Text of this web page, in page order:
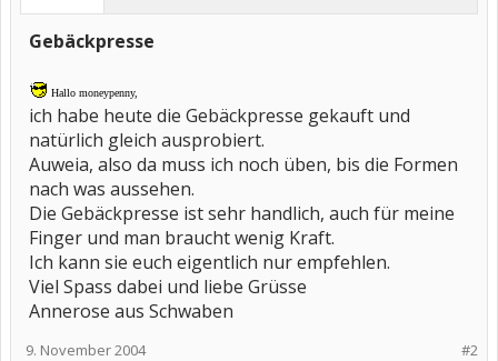
Gebäckpresse
Hallo moneypenny,
ich habe heute die Gebäckpresse gekauft und
natürlich gleich ausprobiert.
Auweia, also da muss ich noch üben, bis die Formen
nach was aussehen.
Die Gebäckpresse ist sehr handlich, auch für meine
Finger und man braucht wenig Kraft.
Ich kann sie euch eigentlich nur empfehlen.
Viel Spass dabei und liebe Grüsse
Annerose aus Schwaben
#2
9. November 2004